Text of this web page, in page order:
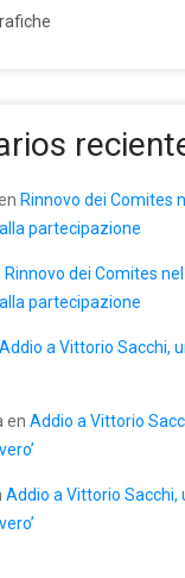
Rinnovo dei Comites
partecipazione
Rinnovo dei Comites
partecipazione
Addio a Vittorio Sacchi,
en Addio a Vittorio
Addio a Vittorio Sacchi,